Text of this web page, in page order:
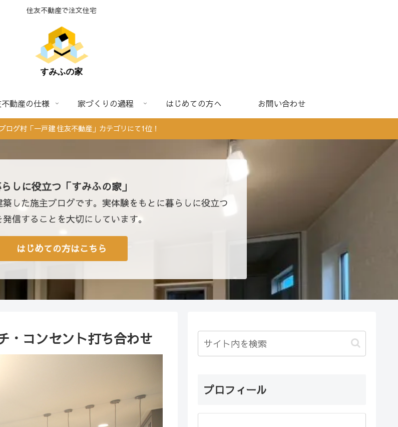
住友不動産で注文住宅
動産の仕様 家づくりの過程 はじめての方へ お問い合わせ
ログ村「一戸建 住友不動産」カテゴリにて1位！
しに役立つ「すみふの家」
した施主ブログです。実体験をもとに暮らしに役立つ
信することを大切にしています。
はじめての方はこちら
・コンセント打ち合わせ
プロフィール